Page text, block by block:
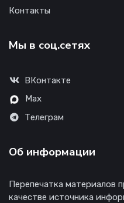
Контакты
Мы в соц.сетях
ВКонтакте
Max
Телеграм
Об информации
Перепечатка материалов
качестве источника